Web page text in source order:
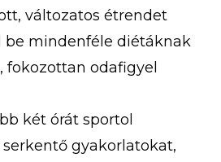
változatos étrendet
be mindenféle diétáknak
fokozottan odafigyel
két órát sportol
gyakorlatokat,